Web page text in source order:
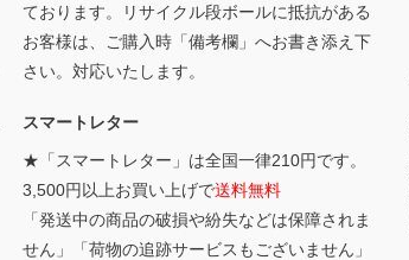
ております。リサイクル段ボールに抵抗がある
お客様は、ご購入時「備考欄」へお書き添え下
さい。対応いたします。
スマートレター
★「スマートレター」は全国一律210円です。
3,500円以上お買い上げで送料無料
「発送中の商品の破損や紛失などは保障されま
せん」「荷物の追跡サービスもございません」